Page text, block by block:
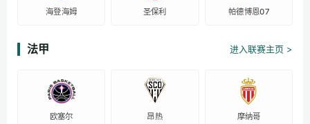
海登海姆 圣保利 帕德博恩07
法甲 进入联赛主页 >
欧塞尔 昂热 摩纳哥